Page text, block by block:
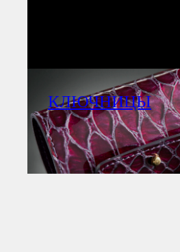
КЛЮЧНИЦЫ